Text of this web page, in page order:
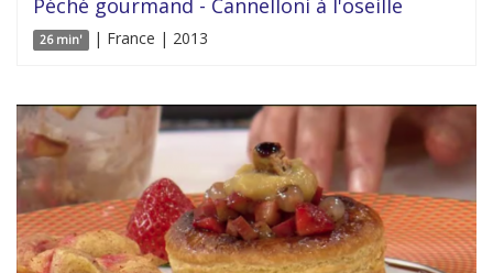
26 min' | France | 2013